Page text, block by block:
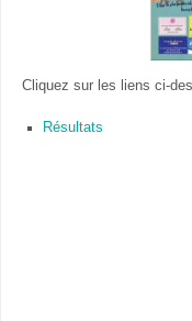
Cliquez sur les liens ci-
Résultats